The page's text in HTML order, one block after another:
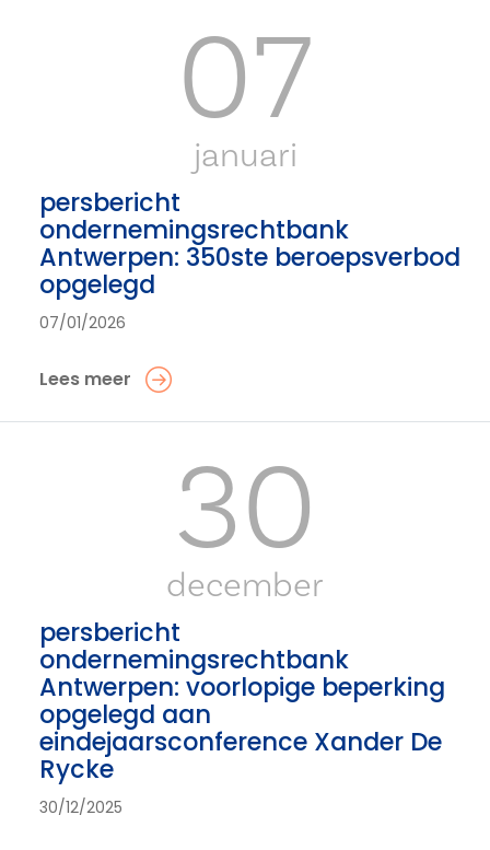
07
januari
persbericht
ondernemingsrechtbank
Antwerpen: 350ste beroepsverbod
opgelegd
07/01/2026
Lees meer
30
december
persbericht
ondernemingsrechtbank
Antwerpen: voorlopige beperking
opgelegd aan
eindejaarsconference Xander De
Rycke
30/12/2025